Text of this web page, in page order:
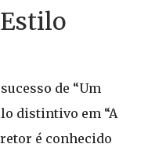
de “Um
distintivo em “A
é conhecido